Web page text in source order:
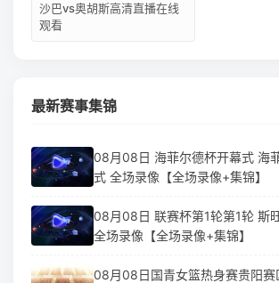
沙巴vs奥胡斯高清直播在线
观看
最新赛事集锦
08月08日 海菲尔德杯开幕式 海
式 全场录像【全场录像+集锦】
08月08日 联赛杯第1轮第1轮 斯
全场录像【全场录像+集锦】
08月08日国青女篮热身赛贵阳赛